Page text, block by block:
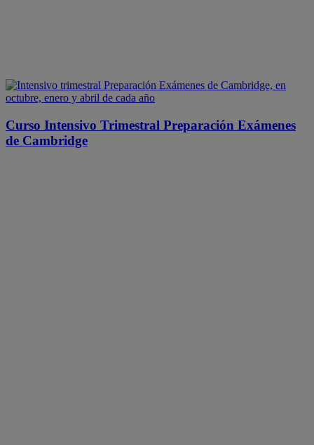
Curso Intensivo Trimestral Preparación Exámenes
de Cambridge